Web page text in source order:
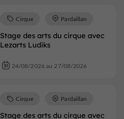
Stage des arts du cirque avec
Lezarts Ludiks
Cirque Pardaillan
24/08/2026 au 27/08/2026
Stage des arts du cirque avec
Cirque Pardaillan